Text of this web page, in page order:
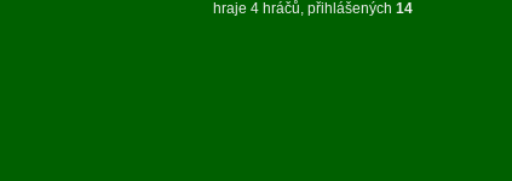
hraje 4 hráčů, přihlášených 14